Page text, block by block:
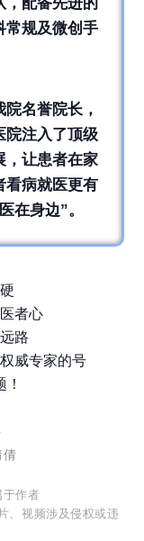
常规及微创手
名誉院长，
院注入了顶级
，让患者在家
看病就医更有
在身边”。
者心
路
威专家的号
倩
作者
、视频涉及侵权或违